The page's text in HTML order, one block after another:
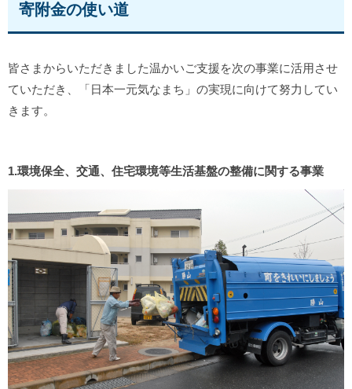
寄附金の使い道
皆さまからいただきました温かいご支援を次の事業に活用させ
ていただき、「日本一元気なまち」の実現に向けて努力してい
きます。
1.環境保全、交通、住宅環境等生活基盤の整備に関する事業